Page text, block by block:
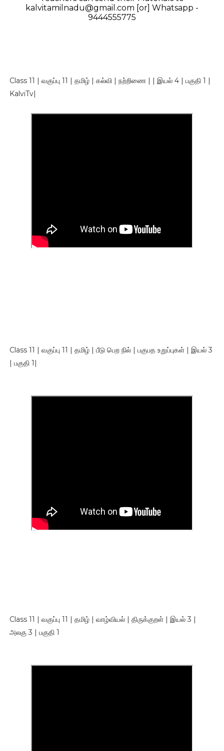
kalvitamilnadu@gmail.com [or] Whatsapp -
9444555775
Class 11 | வகுப்பு 11 | தமிழ் | கல்வி | நற்றிணை | | இயல் 4 | பகுதி 1 |
KalviTv|
Class 11 | வகுப்பு 11 | தமிழ் | பீடு பெற நில் | பகுபத உறுப்புகள் | இயல் 3
| பகுதி 1|
Class 11 | வகுப்பு 11 | தமிழ் | வாழ்வியல் | திருக்குறள் | இயல் 3 |
அலகு 3 | பகுதி 1